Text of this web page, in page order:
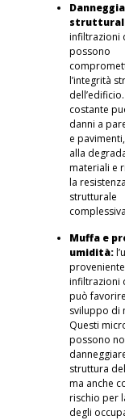
infiltrazioni
possono
l’integrità
costante
danni a
e
alla
materiali e
la resistenza
strutturale
Muffa e
umidità:
infiltrazioni
può
sviluppo di
Questi
possono
struttura
ma anche
rischio per
degli